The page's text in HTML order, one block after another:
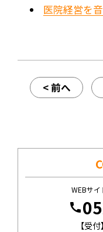
医院経営を
< 前へ
WEBサ
call
【受